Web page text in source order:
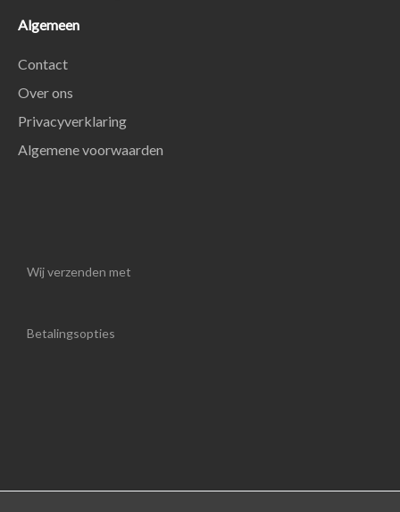
Algemeen
Contact
Over ons
Privacyverklaring
Algemene voorwaarden
Wij verzenden met
Betalingsopties